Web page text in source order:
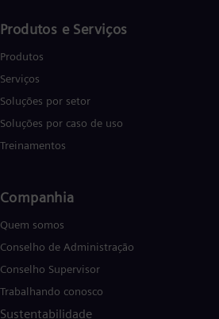
Produtos e Serviços
Produtos
Serviços
Soluções por setor
Soluções por caso de uso
Treinamentos
Companhia
Quem somos
Conselho de Administração
Conselho Supervisor
Trabalhando conosco
Sustentabilidade